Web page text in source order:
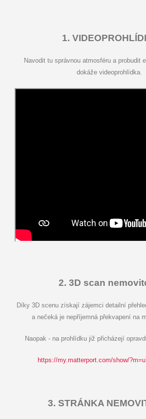
1.
Navodit tu správnou atmosféru a probudit
dokáže videoprohlídka.
2. 3D scan
Díky 3D scenu získají zájemci detailní
a nečeká je nepříjemná překvapení na
Naopak - na prohlídku již přicházejí
https://my.matterport.com/show/
3. STRÁNKA